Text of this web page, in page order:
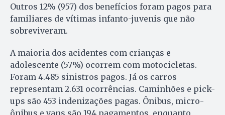
Outros 12% (957) dos benefícios foram pagos para
familiares de vítimas infanto-juvenis que não
sobreviveram.
A maioria dos acidentes com crianças e
adolescente (57%) ocorrem com motocicletas.
Foram 4.485 sinistros pagos. Já os carros
representam 2.631 ocorrências. Caminhões e pick-
ups são 453 indenizações pagas. Ônibus, micro-
ônibus e vans são 194 pagamentos, enquanto